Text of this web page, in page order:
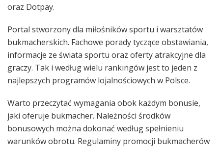
oraz Dotpay.
Portal stworzony dla miłośników sportu i warsztatów
bukmacherskich. Fachowe porady tyczące obstawiania,
informacje ze świata sportu oraz oferty atrakcyjne dla
graczy. Tak i według wielu rankingów jest to jeden z
najlepszych programów lojalnościowych w Polsce.
Warto przeczytać wymagania obok każdym bonusie,
jaki oferuje bukmacher. Należności środków
bonusowych można dokonać według spełnieniu
warunków obrotu. Regulaminy promocji bukmacherów